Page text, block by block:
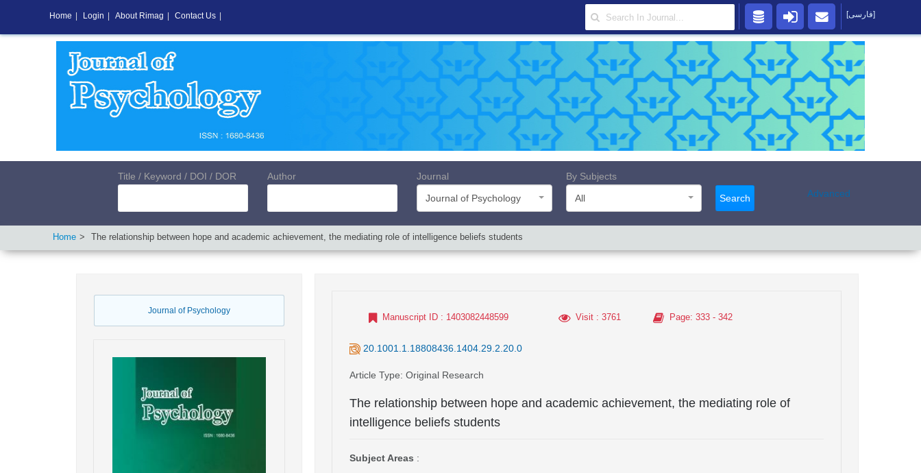
Title / Keyword / DOI / DOR Author
Journal
Journal of Psychology
By Subjects
All
Search Advanced
Home The relationship between hope and academic achievement, the mediating role of intelligence beliefs students
Journal of Psychology
Manuscript ID : 1403082448599 Visit: 3761 Page: 333 - 342
20.1001.1.18808436.1404.29.2.20.0
Article Type: Original Research
The relationship between hope and academic achievement, the mediating role of
intelligence beliefs students
Subject Areas :
Home Login About Rimag Contact Us [فارسی]